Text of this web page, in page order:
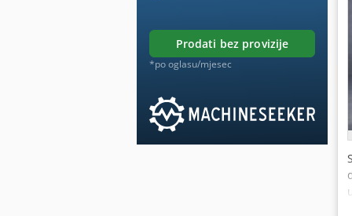
prodati bez provizije
*po oglasu/mjesec